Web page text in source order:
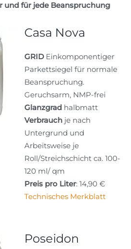
und für jede Beanspruchung
Casa Nova
GRIDEinkomponentiger
Parkettsiegel für normale
Beanspruchung.
Geruchsarm, NMP-frei
Glanzgrad halbmatt
Verbrauch je nach
Untergrund und
Arbeitsweise je
Roll/Streichschicht ca. 100-
120 ml/ qm
Preis pro Liter: 14,90 €
Technisches Merkblatt
Poseidon